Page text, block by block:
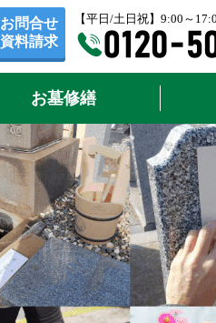
お問合せ
資料請求
【平日/土日祝】9:00～
お墓修繕